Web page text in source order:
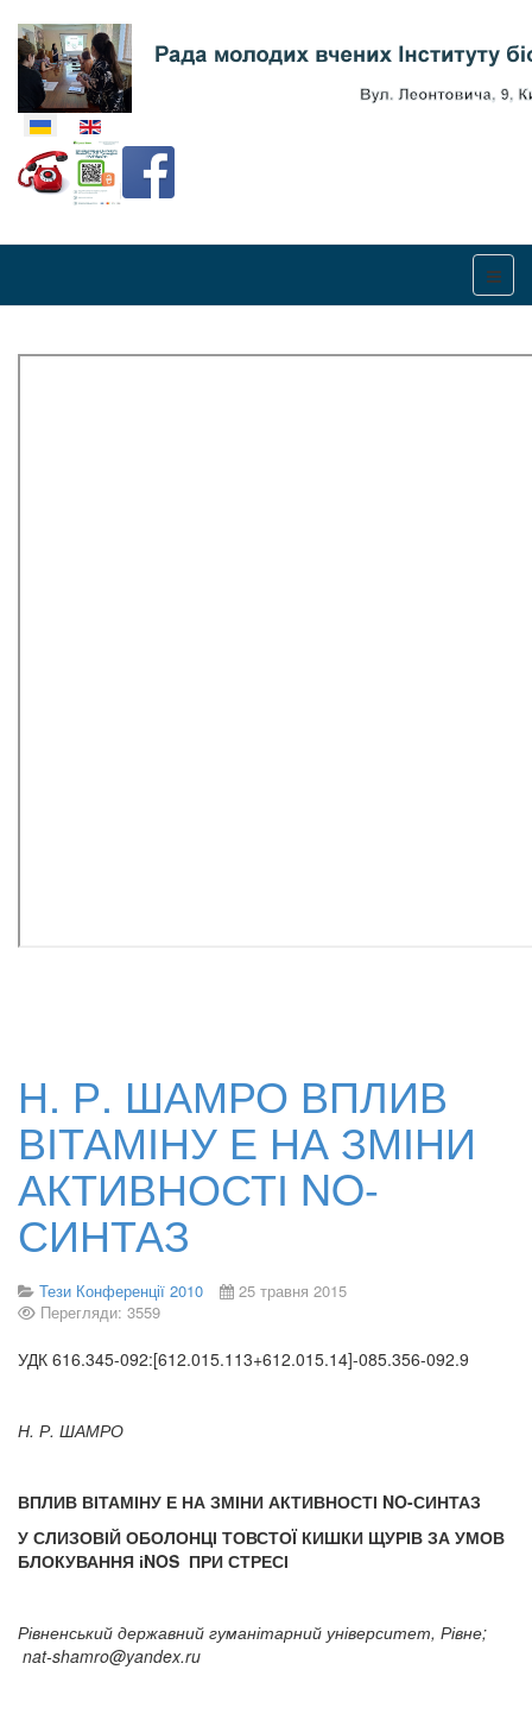
Оберіть свою мову
Н. Р. ШАМРО ВПЛИВ
ВІТАМІНУ Е НА ЗМІНИ
АКТИВНОСТІ NO-
СИНТАЗ
Тези Конференції 2010
25 травня 2015
Перегляди: 3559
УДК 616.345-092:[612.015.113+612.015.14]-085.356-092.9
Н. Р. ШАМРО
ВПЛИВ ВІТАМІНУ Е НА ЗМІНИ АКТИВНОСТІ NO-СИНТАЗ
У СЛИЗОВІЙ ОБОЛОНЦІ ТОВСТОЇ КИШКИ ЩУРІВ ЗА УМОВ
БЛОКУВАННЯ іNOS ПРИ СТРЕСІ
Рівненський державний гуманітарний університет, Рівне;
nat-shamro@yandex.ru